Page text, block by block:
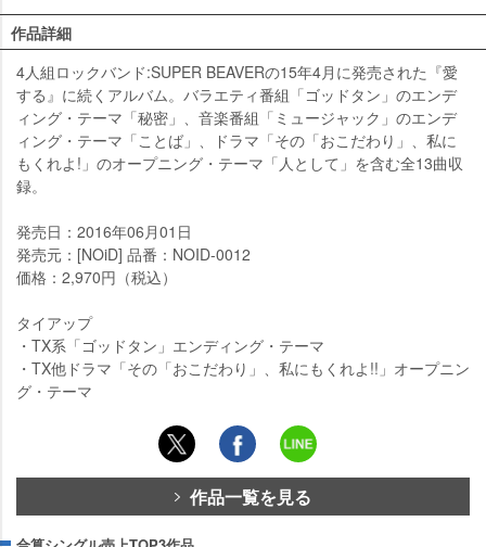
作品詳細
4人組ロックバンド:SUPER BEAVERの15年4月に発売された『愛
する』に続くアルバム。バラエティ番組「ゴッドタン」のエンデ
ィング・テーマ「秘密」、音楽番組「ミュージャック」のエンデ
ィング・テーマ「ことば」、ドラマ「その「おこだわり」、私に
もくれよ!」のオープニング・テーマ「人として」を含む全13曲収
録。
発売日：2016年06月01日
発売元：[NOiD] 品番：NOID-0012
価格：2,970円（税込）
タイアップ
・TX系「ゴッドタン」エンディング・テーマ
・TX他ドラマ「その「おこだわり」、私にもくれよ!!」オープニン
グ・テーマ
作品一覧を見る